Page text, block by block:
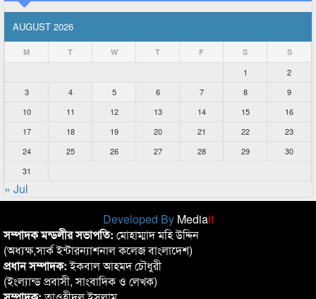
AUGUST 2026
M T W T F S S
1
2
3
4 5 6 7 8
9
10
11 12 13 14 15
16
17
18 19 20 21 22
23
24
25 26 27 28 29
30
31
« Jul
Developed By Mediait
সম্পাদক মন্ডলীর সভাপতি: মোহাম্মাদ মহি উদ্দিন
(অধ্যক্ষ,সার্ক ইন্টারন্যাশনাল কলেজ বাংলাদেশ)
প্রধান সম্পাদক:ইকবাল আহমদ চৌধুরী
(ইংল্যান্ড প্রবাসী, সাংবাদিক ও লেখক)